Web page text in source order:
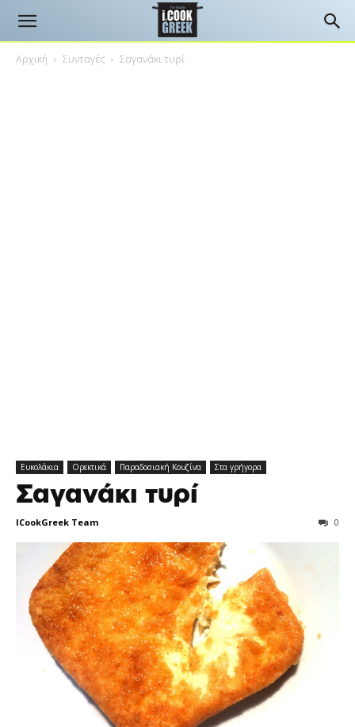
Αρχική Συνταγές Σαγανάκι τυρί
Ευκολάκια Ορεκτικά Παραδοσιακή Κουζίνα Στα γρήγορα
Σαγανάκι τυρί
ICookGreek Team 0